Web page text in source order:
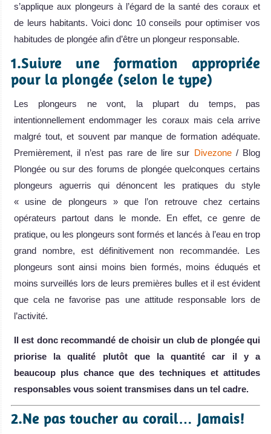
s’applique aux plongeurs à l’égard de la santé des coraux et
de leurs habitants. Voici donc 10 conseils pour optimiser vos
habitudes de plongée afin d’être un plongeur responsable.
1.Suivre une formation appropriée
pour la plongée (selon le type)
Les plongeurs ne vont, la plupart du temps, pas
intentionnellement endommager les coraux mais cela arrive
malgré tout, et souvent par manque de formation adéquate.
Premièrement, il n’est pas rare de lire sur Divezone/ Blog
Plongée ou sur des forums de plongée quelconques certains
plongeurs aguerris qui dénoncent les pratiques du style
« usine de plongeurs » que l’on retrouve chez certains
opérateurs partout dans le monde. En effet, ce genre de
pratique, ou les plongeurs sont formés et lancés à l’eau en trop
grand nombre, est définitivement non recommandée. Les
plongeurs sont ainsi moins bien formés, moins éduqués et
moins surveillés lors de leurs premières bulles et il est évident
que cela ne favorise pas une attitude responsable lors de
l’activité.
Il est donc recommandé de choisir un club de plongée qui
priorise la qualité plutôt que la quantité car il y a
beaucoup plus chance que des techniques et attitudes
responsables vous soient transmises dans un tel cadre.
2.Ne pas toucher au corail… Jamais!